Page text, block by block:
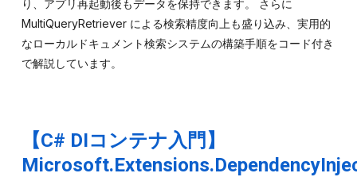
り、アプリ再起動後もデータを保持できます。 さらに
MultiQueryRetriever による検索精度向上も盛り込み、実用的
なローカルドキュメント検索システムの構築手順をコード付き
で解説しています。
【C# DIコンテナ入門】